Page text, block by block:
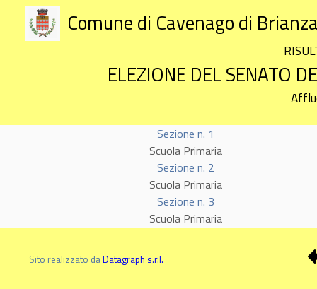
Comune di Cavenago di
ELEZIONE DEL SENATO
Sezione n. 1
Scuola Primaria
Sezione n. 2
Scuola Primaria
Sezione n. 3
Scuola Primaria
Sito realizzato daDatagraph s.r.l.